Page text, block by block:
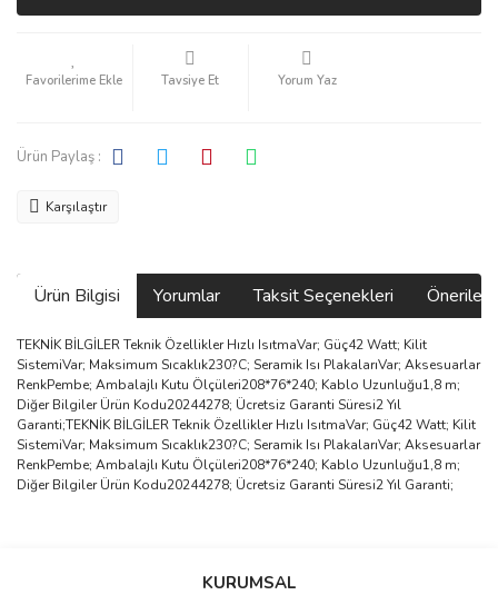
Tavsiye Et Yorum Yaz
Ürün Paylaş :
Karşılaştır
Ürün Bilgisi Yorumlar Taksit Seçenekleri
TEKNİK BİLGİLER Teknik Özellikler Hızlı IsıtmaVar; Güç42 Watt; Kilit
SistemiVar; Maksimum Sıcaklık230?C; Seramik Isı PlakalarıVar; Aksesuarlar
RenkPembe; Ambalajlı Kutu Ölçüleri208*76*240; Kablo Uzunluğu1,8 m;
Diğer Bilgiler Ürün Kodu20244278; Ücretsiz Garanti Süresi2 Yıl
Garanti;TEKNİK BİLGİLER Teknik Özellikler Hızlı IsıtmaVar; Güç42 Watt; Kilit
SistemiVar; Maksimum Sıcaklık230?C; Seramik Isı PlakalarıVar; Aksesuarlar
RenkPembe; Ambalajlı Kutu Ölçüleri208*76*240; Kablo Uzunluğu1,8 m;
Diğer Bilgiler Ürün Kodu20244278; Ücretsiz Garanti Süresi2 Yıl Garanti;
Bu ürüne ilk yorumu siz yapın!
KURUMSAL